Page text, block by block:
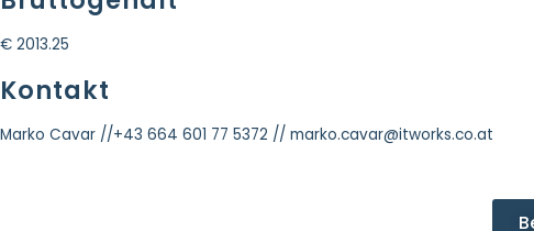
€ 2013.25
Kontakt
Marko Cavar //+43 664 601 77 5372 // marko.cavar@itworks.co.at